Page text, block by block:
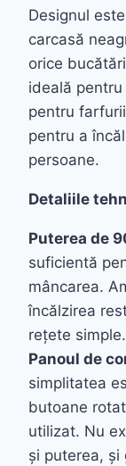
Designul
carcasă
orice
ideală
pentru
pentru a
persoane.
Detaliile
Puterea de
suficientă
mâncarea.
încălzirea
rețete simple.
Panoul de
simplitatea
butoane
utilizat. Nu
și puterea, și